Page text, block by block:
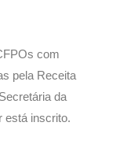
com
pela Receita
da
está inscrito.